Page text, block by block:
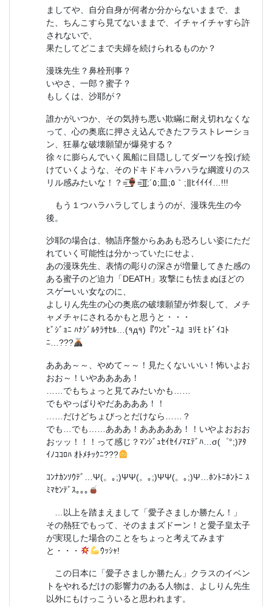
ましてや、自分自身が何者か分からないままで、ま
た、ちんこすら見てないままで、イチャイチャすら許
されないで、
果たしてどこまで夫婦を続けられるものか？
漫珠先生？鼻栓刑事？
いやさ、一郎？蜜子？
もしくは、沙耶が？
誰かがいつか、その気持ち悪い欺瞞に耐え切れなくな
って、心の奥底に押さえ込んできたフラストレーショ
ン、狂暴な破壊願望が爆発する？
徐々に膨らんでいく風船に目隠ししてダーツを投げ続
けていくような、そのドキドキハラハラな綱渡りのス
リル感みたいな！？=͟͟͞
=͟͟͞⧛;´٥;皿;٥｀;⧚ﾋｲｲｲｲ…!!!
もう１つハラハラしてしまうのが、漫珠先生の今
後。
沙耶の場合は、物語序盤からああも恐ろしい姿にただ
れていく可能性は分かっていたにせよ、
あの漫珠先生、表情の彫りの深さが増量してきた感の
ある蜜子のど迫力「DEATH」攻撃にも怯まぬほどの
スゲーいい女なのに、
よしりん先生の心の奥底の破壊願望が炸裂して、メチ
ャメチャにされるかもと思うと・・・
ﾋﾞｼﾞｮﾆ ﾊﾅｼﾞﾙﾀﾗｻｾﾙ…(१д१)『ﾜﾝﾋﾟｰｽ』ﾖﾘﾓ ﾋﾄﾞｲｺﾄ
ﾆ…???
あああ～～、やめて～～！見たくないいい！怖いよお
おお～！いやああああ！
……でもちょっと見てみたいかも……
でもやっぱりやだああああ！！
……だけどちょびっとだけなら……？
でも…でも……あああ！あああああ！！いやよおおお
おッッ！！！って感じ？ﾏﾝｼﾞｭｾｲｾｲﾉﾏｴﾃﾞﾊ…σ(゜°;)ｱﾀ
ｲﾉｺｺﾛﾊ ｵﾄﾒﾁｯｸﾆ???
ｺﾝﾅｶﾝｿｳﾃﾞ…Ψ(。｡;)ΨΨ(。｡;)ΨΨ(。｡;)Ψ…ﾎﾝﾄﾆﾎﾝﾄﾆ ｽ
ﾐﾏｾﾝﾃﾞｽ｡｡｡
…以上を踏まえまして「愛子さましか勝たん！」
その熱狂でもって、そのままズドーン！と愛子皇太子
が実現した場合のことをちょっと考えてみます
と・・・
ｳｯｼｬ!
この日本に「愛子さましか勝たん」クラスのイベン
トをやれるだけの影響力のある人物は、よしりん先生
以外にもけっこういると思われます。